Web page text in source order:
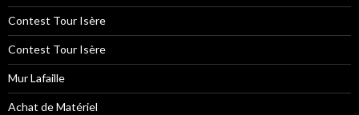
Contest Tour Isère
Contest Tour Isère
Mur Lafaille
Achat de Matériel